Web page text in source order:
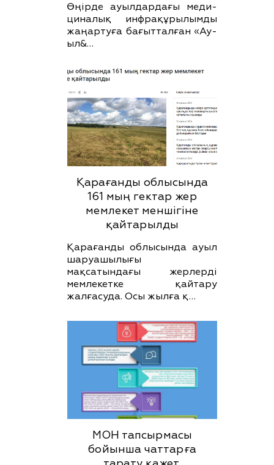
Өңірде ауылдардағы меди­
циналық инфрақұрылымды
жаңартуға бағытталған «Ау­
ыл­­&…
Қарағанды облысында
161 мың гектар жер
мемлекет меншігіне
қайтарылды
Қарағанды облысында ауыл
шаруашылығы
мақсатындағы жерлерді
мемлекетке қайтару
жалғасуда. Осы жылға қ…
МОН тапсырмасы
бойынша чаттарға